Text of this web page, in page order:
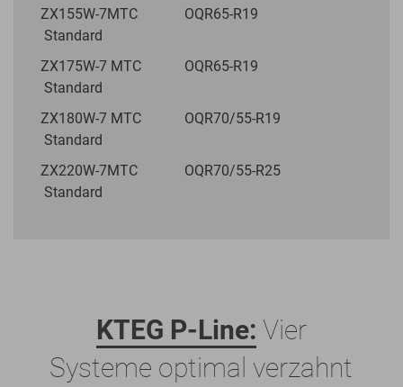
ZX155W-7MTC OQR65-R19
Standard
ZX175W-7 MTC OQR65-R19
Standard
ZX180W-7 MTC OQR70/55-R19
Standard
ZX220W-7MTC OQR70/55-R25
Standard
KTEG P-Line: Vier
Systeme optimal verzahnt